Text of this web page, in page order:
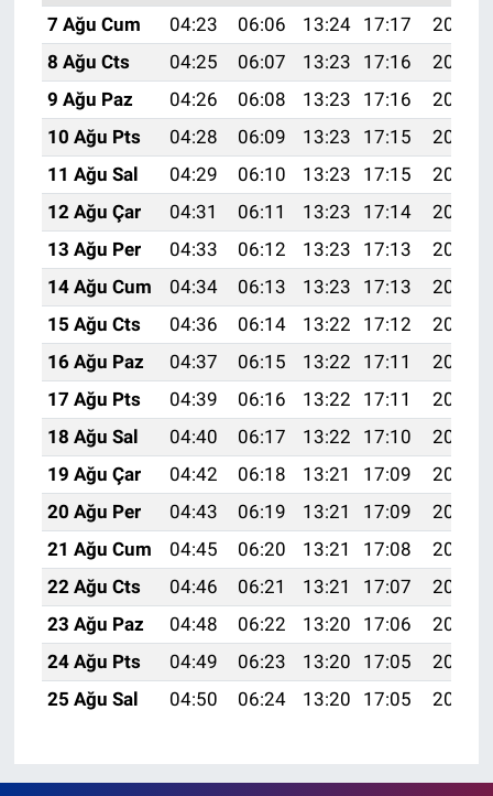
7 Ağu Cum
04:23 06:06 13:24 17:17
20:31
8 Ağu Cts
04:25 06:07 13:23 17:16
20:30
9 Ağu Paz
04:26 06:08 13:23 17:16
20:29
10 Ağu Pts
04:28 06:09 13:23 17:15
20:27
11 Ağu Sal
04:29 06:10 13:23 17:15
20:26
12 Ağu Çar
04:31 06:11 13:23 17:14
20:25
13 Ağu Per
04:33 06:12 13:23 17:13
20:23
14 Ağu Cum
04:34 06:13 13:23 17:13
20:22
15 Ağu Cts
04:36 06:14 13:22 17:12
20:21
16 Ağu Paz
04:37 06:15 13:22 17:11
20:19
17 Ağu Pts
04:39 06:16 13:22 17:11
20:18
18 Ağu Sal
04:40 06:17 13:22 17:10
20:16
19 Ağu Çar
04:42 06:18 13:21 17:09
20:15
20 Ağu Per
04:43 06:19 13:21 17:09
20:13
21 Ağu Cum
04:45 06:20 13:21 17:08
20:12
22 Ağu Cts
04:46 06:21 13:21 17:07
20:10
23 Ağu Paz
04:48 06:22 13:20 17:06
20:09
24 Ağu Pts
04:49 06:23 13:20 17:05
20:07
25 Ağu Sal
04:50 06:24 13:20 17:05 20:06